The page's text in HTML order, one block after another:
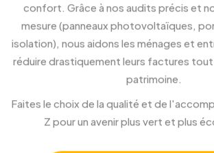
Créez un nouvel espace de vie
l'extérieur.
En savoir plus